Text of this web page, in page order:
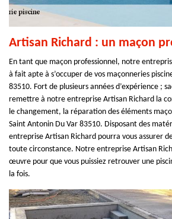
Artisan Richard : un maçon
En tant que maçon professionnel, notre
à fait apte à s’occuper de vos maçonneries
83510. Fort de plusieurs années d’expérience ;
remettre à notre entreprise Artisan Richard la
le changement, la réparation des éléments
Saint Antonin Du Var 83510. Disposant des
entreprise Artisan Richard pourra vous assurer
toute circonstance. Notre entreprise Artisan
œuvre pour que vous puissiez retrouver une
la fois.